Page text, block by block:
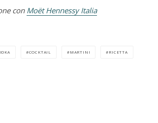
con Moët Hennessy Italia
COCKTAIL MARTINI RICETTA